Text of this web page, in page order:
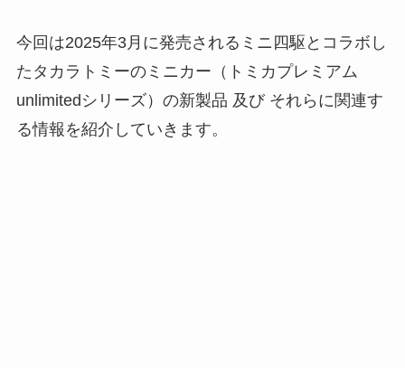
今回は2025年3月に発売されるミニ四駆とコラボし
たタカラトミーのミニカー（トミカプレミアム
unlimitedシリーズ）の新製品 及び それらに関連す
る情報を紹介していきます。